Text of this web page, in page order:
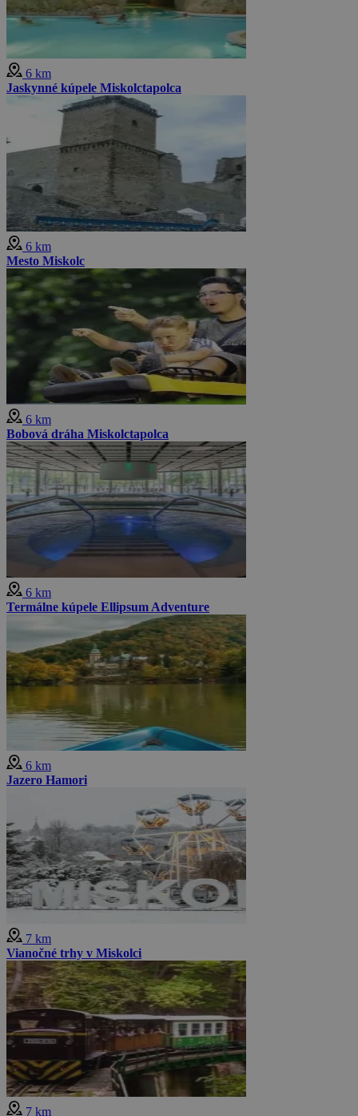
6 km
Jaskynné kúpele Miskolctapolca
6 km
Mesto Miskolc
6 km
Bobová dráha Miskolctapolca
6 km
Termálne kúpele Ellipsum Adventure
6 km
Jazero Hamori
7 km
Vianočné trhy v Miskolci
7 km